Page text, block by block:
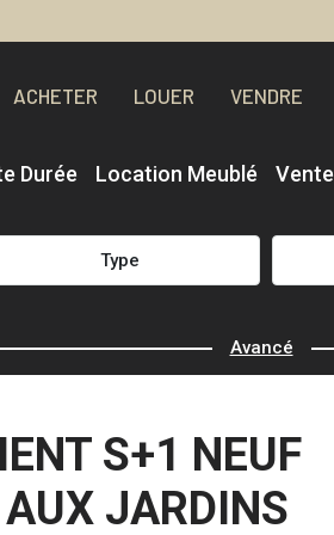
ACHETER LOUER VENDRE
Durée Location Meublé Vente
Type
Avancé
S+1 NEUF
JARDINS